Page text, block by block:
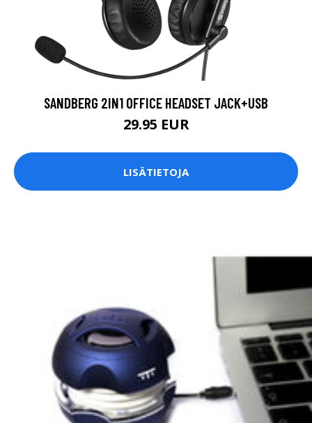
SANDBERG 2IN1 OFFICE HEADSET JACK+USB
29.95 EUR
LISÄTIETOJA